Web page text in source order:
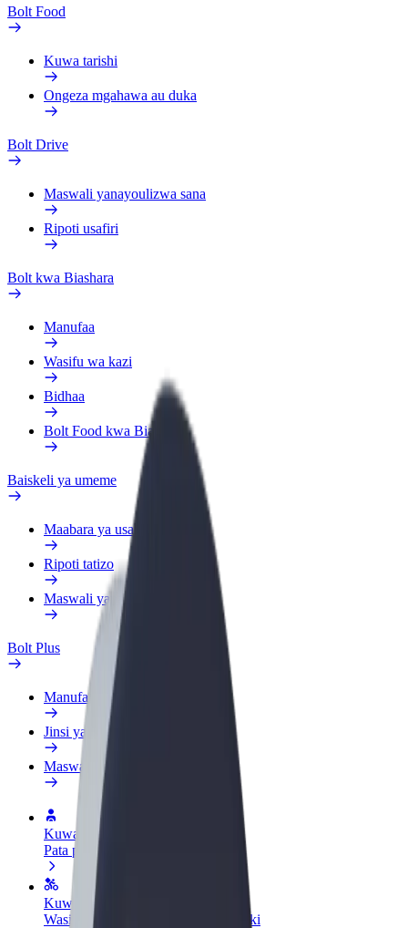
Bolt Food
Kuwa tarishi
Ongeza mgahawa au duka
Bolt Drive
Maswali yanayoulizwa sana
Ripoti usafiri
Bolt kwa Biashara
Manufaa
Wasifu wa kazi
Bidhaa
Bolt Food kwa Biashara
Baiskeli ya umeme
Maabara ya usalama
Ripoti tatizo
Maswali yanayoulizwa sana
Bolt Plus
Manufaa
Jinsi ya kujiunga
Maswali yanayoulizwa sana
Kuwa dereva
Pata pesa kwa masharti yako
Kuwa tarishi
Wasilisha chakula na ulipwe kila wiki